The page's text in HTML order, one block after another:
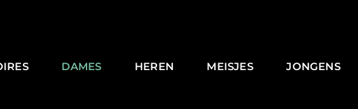
DAMES HEREN MEISJES JONGENS